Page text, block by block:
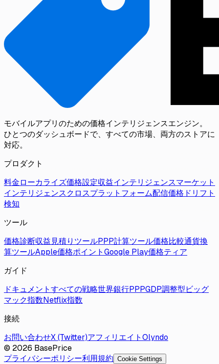
モバイルアプリのための価格インテリジェンスエンジン。
ひとつのダッシュボードで、すべての市場、両方のストアに
対応。
プロダクト
料金ローカライズ価格設定収益インテリジェンスマーケット
インテリジェンスクロスプラットフォーム配信価格ドリフト
検知
ツール
価格診断収益見積りツールPPP計算ツール価格比較通貨換
算ツールApple価格ポイントGoogle Play価格ティア
ガイド
ドキュメントすべての戦略世界銀行PPPGDP調整型ビッグ
マック指数Netflix指数
接続
お問い合わせX (Twitter)アフィリエイトOlyndo
© 2026 BasePrice
プライバシーポリシー利用規約 Cookie Settings